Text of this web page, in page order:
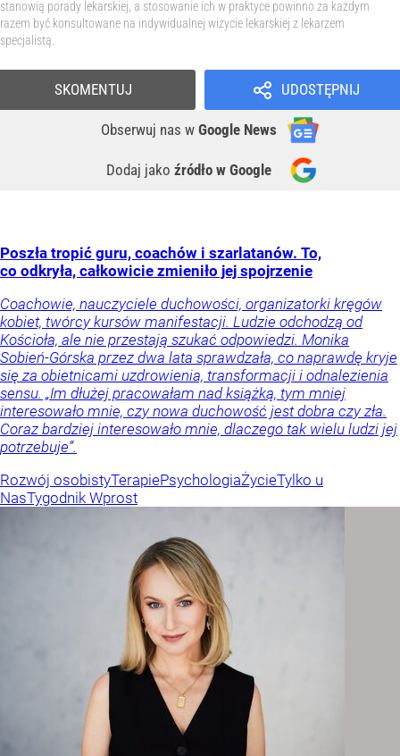
stanowią porady lekarskiej, a stosowanie ich w praktyce powinno za każdym
razem być konsultowane na indywidualnej wizycie lekarskiej z lekarzem
specjalistą.
UDOSTĘPNIJ
Obserwuj nas w Google News
Dodaj jako źródło w Google
SKOMENTUJ
Poszła tropić guru, coachów i szarlatanów. To,
co odkryła, całkowicie zmieniło jej spojrzenie
Coachowie, nauczyciele duchowości, organizatorki kręgów
kobiet, twórcy kursów manifestacji. Ludzie odchodzą od
Kościoła, ale nie przestają szukać odpowiedzi. Monika
Sobień-Górska przez dwa lata sprawdzała, co naprawdę kryje
się za obietnicami uzdrowienia, transformacji i odnalezienia
sensu. „Im dłużej pracowałam nad książką, tym mniej
interesowało mnie, czy nowa duchowość jest dobra czy zła.
Coraz bardziej interesowało mnie, dlaczego tak wielu ludzi jej
potrzebuje”.
Rozwój osobistyTerapiePsychologiaŻycieTylko u
NasTygodnik Wprost